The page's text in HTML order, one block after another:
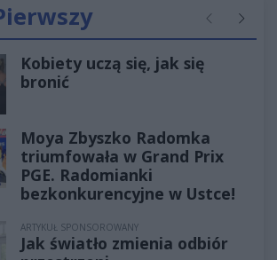
Poprzednie
Kobiety uczą się, jak się
bronić
Moya Zbyszko Radomka
triumfowała w Grand Prix
PGE. Radomianki
bezkonkurencyjne w Ustce!
ARTYKUŁ SPONSOROWANY
Jak światło zmienia odbiór